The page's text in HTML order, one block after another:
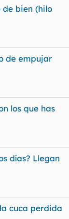
de bien (hilo
de empujar
los que has
días? Llegan
cuca perdida